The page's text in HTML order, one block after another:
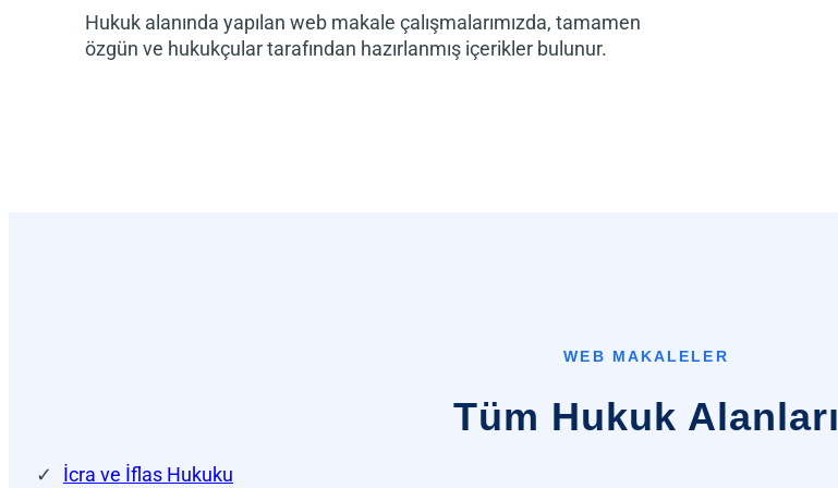
Hukuk alanında yapılan web makale çalışmalarımızda, tamamen
özgün ve hukukçular tarafından hazırlanmış içerikler bulunur.
WEB MAKALELER
Tüm Hukuk Alanları
İcra ve İflas Hukuku